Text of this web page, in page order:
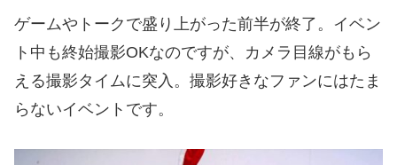
ゲームやトークで盛り上がった前半が終了。イベン
ト中も終始撮影OKなのですが、カメラ目線がもら
える撮影タイムに突入。撮影好きなファンにはたま
らないイベントです。